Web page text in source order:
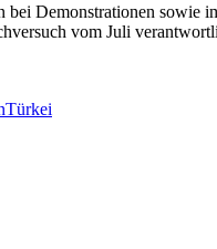
Demonstrationen sowie
vom Juli
Türkei